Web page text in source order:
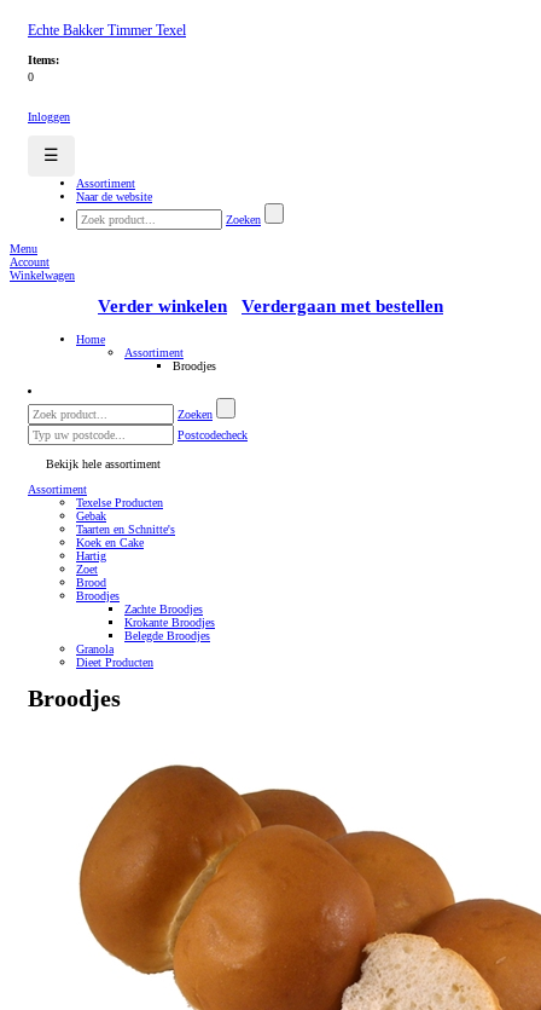
Echte Bakker Timmer Texel
Items:
0
Inloggen
☰
Assortiment
Naar de website
Zoeken
Menu
Account
Winkelwagen
Verder winkelen Verdergaan met bestellen
Home
Assortiment
Broodjes
Zoeken
Postcodecheck
Bekijk hele assortiment
Assortiment
Texelse Producten
Gebak
Taarten en Schnitte's
Koek en Cake
Hartig
Zoet
Brood
Broodjes
Zachte Broodjes
Krokante Broodjes
Belegde Broodjes
Granola
Dieet Producten
Broodjes